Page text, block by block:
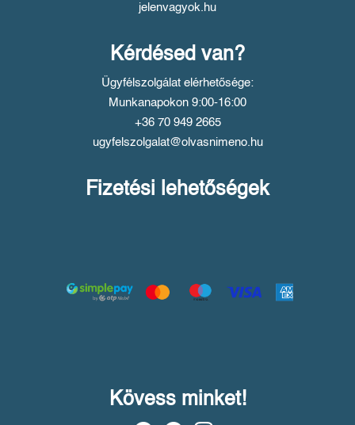
jelenvagyok.hu
Kérdésed van?
Ügyfélszolgálat elérhetősége:
Munkanapokon 9:00-16:00
+36 70 949 2665
ugyfelszolgalat@olvasnimeno.hu
Fizetési lehetőségek
Kövess minket!